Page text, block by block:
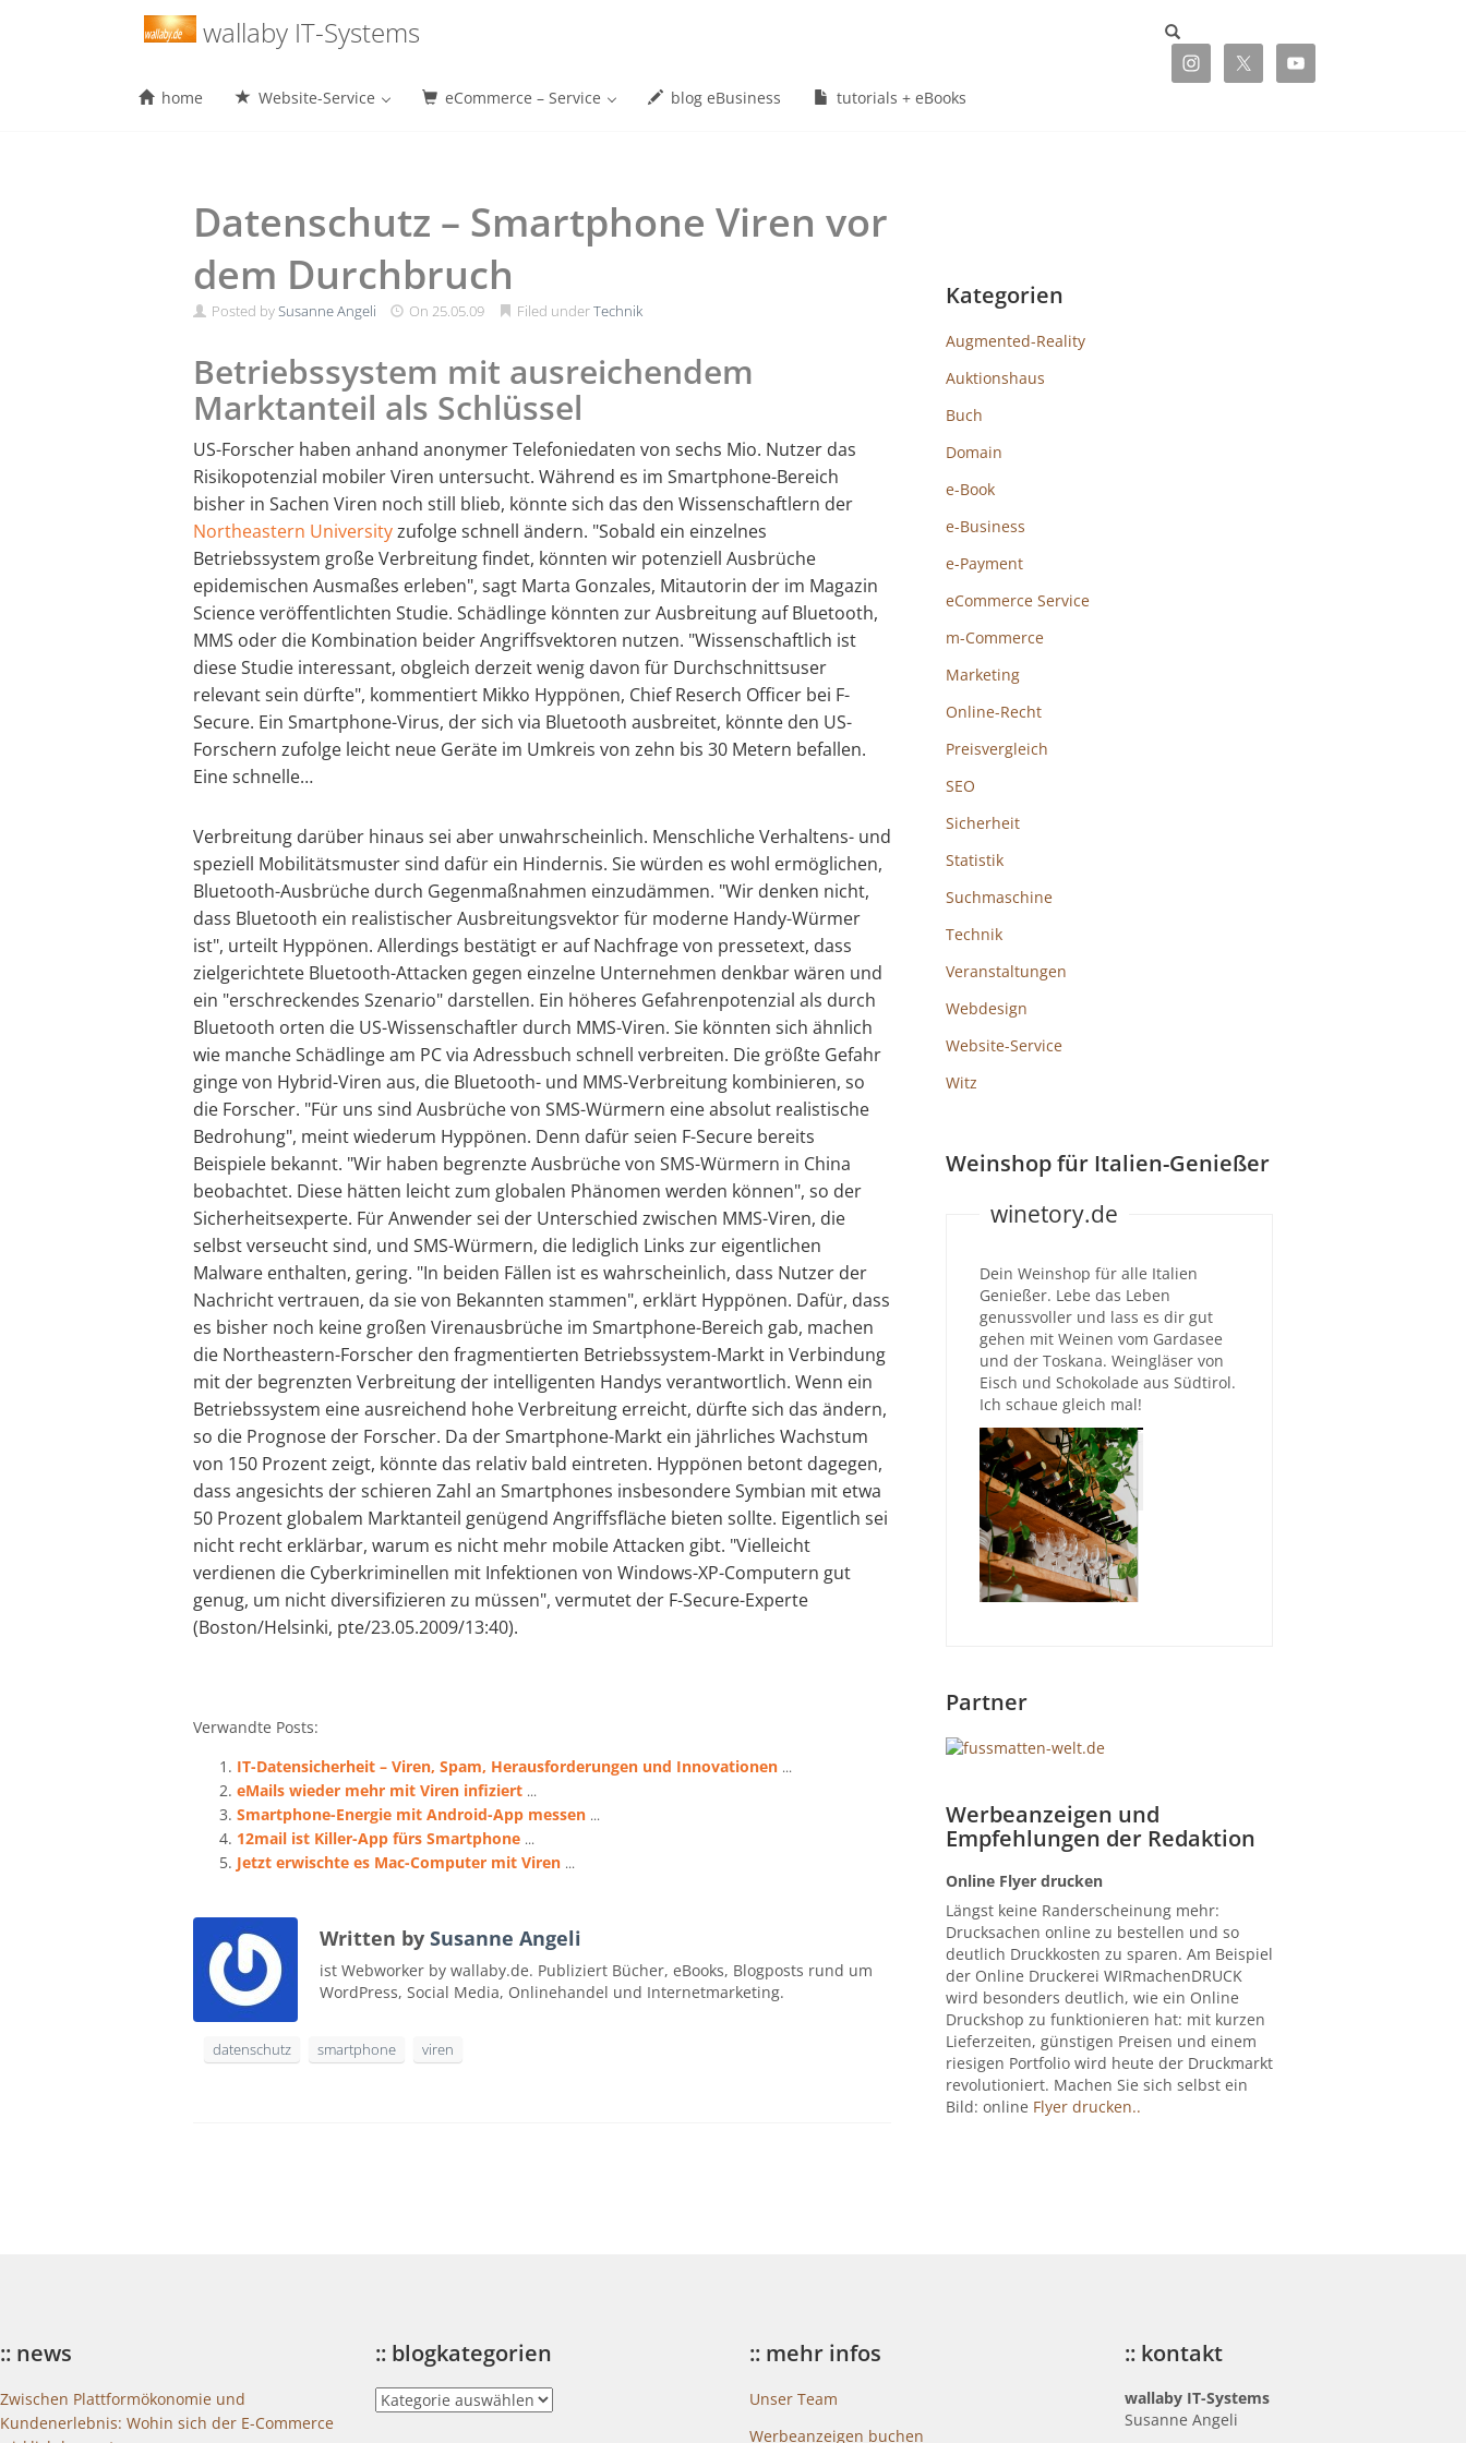
wallaby IT-Systems
Menu
home Website-Service eCommerce – Service blog eBusiness tutorials + eBooks
Datenschutz – Smartphone Viren vor
dem Durchbruch
Posted bySusanne Angeli On 25.05.09 Filed underTechnik
Betriebssystem mit ausreichendem
Marktanteil als Schlüssel
US-Forscher haben anhand anonymer Telefoniedaten von sechs Mio. Nutzer das
Risikopotenzial mobiler Viren untersucht. Während es im Smartphone-Bereich
bisher in Sachen Viren noch still blieb, könnte sich das den Wissenschaftlern der
Northeastern Universityzufolge schnell ändern. "Sobald ein einzelnes
Betriebssystem große Verbreitung findet, könnten wir potenziell Ausbrüche
epidemischen Ausmaßes erleben", sagt Marta Gonzales, Mitautorin der im Magazin
Science veröffentlichten Studie. Schädlinge könnten zur Ausbreitung auf Bluetooth,
MMS oder die Kombination beider Angriffsvektoren nutzen. "Wissenschaftlich ist
diese Studie interessant, obgleich derzeit wenig davon für Durchschnittsuser
relevant sein dürfte", kommentiert Mikko Hyppönen, Chief Reserch Officer bei F-
Secure. Ein Smartphone-Virus, der sich via Bluetooth ausbreitet, könnte den US-
Forschern zufolge leicht neue Geräte im Umkreis von zehn bis 30 Metern befallen.
Eine schnelle…
Verbreitung darüber hinaus sei aber unwahrscheinlich. Menschliche Verhaltens- und
speziell Mobilitätsmuster sind dafür ein Hindernis. Sie würden es wohl ermöglichen,
Bluetooth-Ausbrüche durch Gegenmaßnahmen einzudämmen. "Wir denken nicht,
dass Bluetooth ein realistischer Ausbreitungsvektor für moderne Handy-Würmer
ist", urteilt Hyppönen. Allerdings bestätigt er auf Nachfrage von pressetext, dass
zielgerichtete Bluetooth-Attacken gegen einzelne Unternehmen denkbar wären und
ein "erschreckendes Szenario" darstellen. Ein höheres Gefahrenpotenzial als durch
Bluetooth orten die US-Wissenschaftler durch MMS-Viren. Sie könnten sich ähnlich
wie manche Schädlinge am PC via Adressbuch schnell verbreiten. Die größte Gefahr
ginge von Hybrid-Viren aus, die Bluetooth- und MMS-Verbreitung kombinieren, so
die Forscher. "Für uns sind Ausbrüche von SMS-Würmern eine absolut realistische
Bedrohung", meint wiederum Hyppönen. Denn dafür seien F-Secure bereits
Beispiele bekannt. "Wir haben begrenzte Ausbrüche von SMS-Würmern in China
beobachtet. Diese hätten leicht zum globalen Phänomen werden können", so der
Sicherheitsexperte. Für Anwender sei der Unterschied zwischen MMS-Viren, die
selbst verseucht sind, und SMS-Würmern, die lediglich Links zur eigentlichen
Malware enthalten, gering. "In beiden Fällen ist es wahrscheinlich, dass Nutzer der
Nachricht vertrauen, da sie von Bekannten stammen", erklärt Hyppönen. Dafür, dass
es bisher noch keine großen Virenausbrüche im Smartphone-Bereich gab, machen
die Northeastern-Forscher den fragmentierten Betriebssystem-Markt in Verbindung
mit der begrenzten Verbreitung der intelligenten Handys verantwortlich. Wenn ein
Betriebssystem eine ausreichend hohe Verbreitung erreicht, dürfte sich das ändern,
so die Prognose der Forscher. Da der Smartphone-Markt ein jährliches Wachstum
von 150 Prozent zeigt, könnte das relativ bald eintreten. Hyppönen betont dagegen,
dass angesichts der schieren Zahl an Smartphones insbesondere Symbian mit etwa
50 Prozent globalem Marktanteil genügend Angriffsfläche bieten sollte. Eigentlich sei
nicht recht erklärbar, warum es nicht mehr mobile Attacken gibt. "Vielleicht
verdienen die Cyberkriminellen mit Infektionen von Windows-XP-Computern gut
genug, um nicht diversifizieren zu müssen", vermutet der F-Secure-Experte
(Boston/Helsinki, pte/23.05.2009/13:40).
Verwandte Posts:
IT-Datensicherheit – Viren, Spam, Herausforderungen und Innovationen ...
eMails wieder mehr mit Viren infiziert ...
Smartphone-Energie mit Android-App messen ...
12mail ist Killer-App fürs Smartphone ...
Jetzt erwischte es Mac-Computer mit Viren ...
Written by Susanne Angeli
ist Webworker by wallaby.de. Publiziert Bücher, eBooks, Blogposts rund um
WordPress, Social Media, Onlinehandel und Internetmarketing.
datenschutz smartphone viren
Kategorien
Augmented-Reality
Auktionshaus
Buch
Domain
e-Book
e-Business
e-Payment
eCommerce Service
m-Commerce
Marketing
Online-Recht
Preisvergleich
SEO
Sicherheit
Statistik
Suchmaschine
Technik
Veranstaltungen
Webdesign
Website-Service
Witz
Weinshop für Italien-Genießer
winetory.de
Dein Weinshop für alle Italien
Genießer. Lebe das Leben
genussvoller und lass es dir gut
gehen mit Weinen vom Gardasee
und der Toskana. Weingläser von
Eisch und Schokolade aus Südtirol.
Ich schaue gleich mal!
Partner
Werbeanzeigen und
Empfehlungen der Redaktion
Online Flyer drucken
Längst keine Randerscheinung mehr:
Drucksachen online zu bestellen und so
deutlich Druckkosten zu sparen. Am Beispiel
der Online Druckerei WIRmachenDRUCK
wird besonders deutlich, wie ein Online
Druckshop zu funktionieren hat: mit kurzen
Lieferzeiten, günstigen Preisen und einem
riesigen Portfolio wird heute der Druckmarkt
revolutioniert. Machen Sie sich selbst ein
Bild: online Flyer drucken..
:: news
Zwischen Plattformökonomie und
Kundenerlebnis: Wohin sich der E-Commerce
:: blogkategorien
::
blogkategorien
:: mehr infos
Unser Team
Werbeanzeigen buchen
:: kontakt
wallaby IT-Systems
Susanne Angeli